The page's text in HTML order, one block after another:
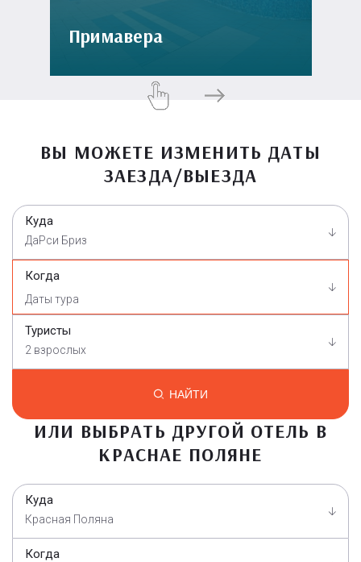
Примавера
ВЫ МОЖЕТЕ ИЗМЕНИТЬ ДАТЫ
ЗАЕЗДА/ВЫЕЗДА
Куда
ДаРси Бриз
Когда
Туристы
2 взрослых
НАЙТИ
ИЛИ ВЫБРАТЬ ДРУГОЙ ОТЕЛЬ В
КРАСНАЕ ПОЛЯНЕ
Куда
Красная Поляна
Когда